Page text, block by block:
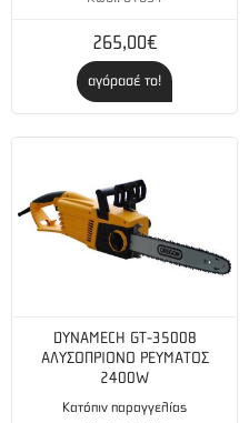
265,00€
αγόρασέ το!
DYNAMECH GT-35008
ΑΛΥΣΟΠΡΙΟΝΟ ΡΕΥΜΑΤΟΣ
2400W
Κατόπιν παραγγελίας